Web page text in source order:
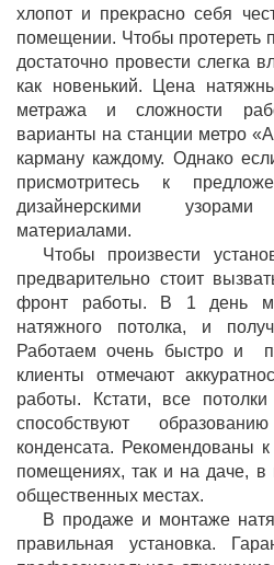
хлопот и прекрасно себя
помещении. Чтобы протереть
достаточно провести слегка
как новенький. Цена
метража и сложности
варианты на станции метро
карману каждому. Однако
присмотритесь к
дизайнерскими
материалами.
Чтобы произвести
предварительно стоит
фронт работы. В 1 день
натяжного потолка, и
Работаем очень быстро и
клиенты отмечают
работы. Кстати, все
способствуют
конденсата. Рекомендованы
помещениях, так и на даче, в
общественных местах.
В продаже и монтаже
правильная установка.